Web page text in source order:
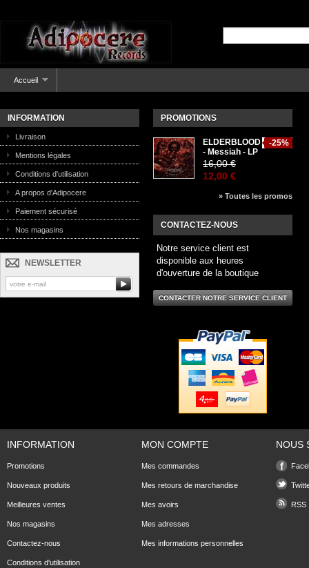
Accueil
INFORMATION
Livraison
Mentions légales
Conditions d'utilisation
A propos d'Adipocere
Paiement sécurisé
Nos magasins
NEWSLETTER
PROMOTIONS
-25%
ELDERBLOOD
- Messiah - LP
16,00 €
12,00 €
» Toutes les promos
CONTACTEZ-NOUS
Notre service client est
disponible aux heures
d'ouverture de la boutique
CONTACTER NOTRE SERVICE CLIENT
INFORMATION
Promotions
Nouveaux produits
Meilleures ventes
Nos magasins
Contactez-nous
Conditions d'utilisation
MON COMPTE
Mes commandes
Mes retours de marchandise
Mes avoirs
Mes adresses
Mes informations personnelles
NOUS
RSS